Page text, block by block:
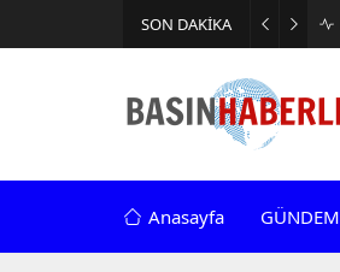
SON DAKİKA
Anasayfa GÜNDEM